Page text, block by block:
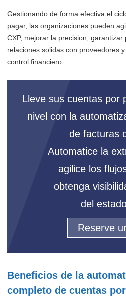
Gestionando de forma efectiva el
pagar, las organizaciones pueden
CXP, mejorar la precision,
relaciones solidas con proveedores
control financiero.
Lleve sus cuentas por
nivel con la
de facturas
Automatice la
agilice los
obtenga
del
Reserve
Beneficios de la
completo de cuentas